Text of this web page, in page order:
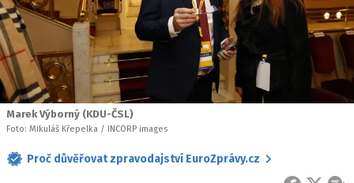
Marek Výborný (KDU-ČSL)
Foto: Mikuláš Křepelka / INCORP images
Proč důvěřovat zpravodajství EuroZprávy.cz